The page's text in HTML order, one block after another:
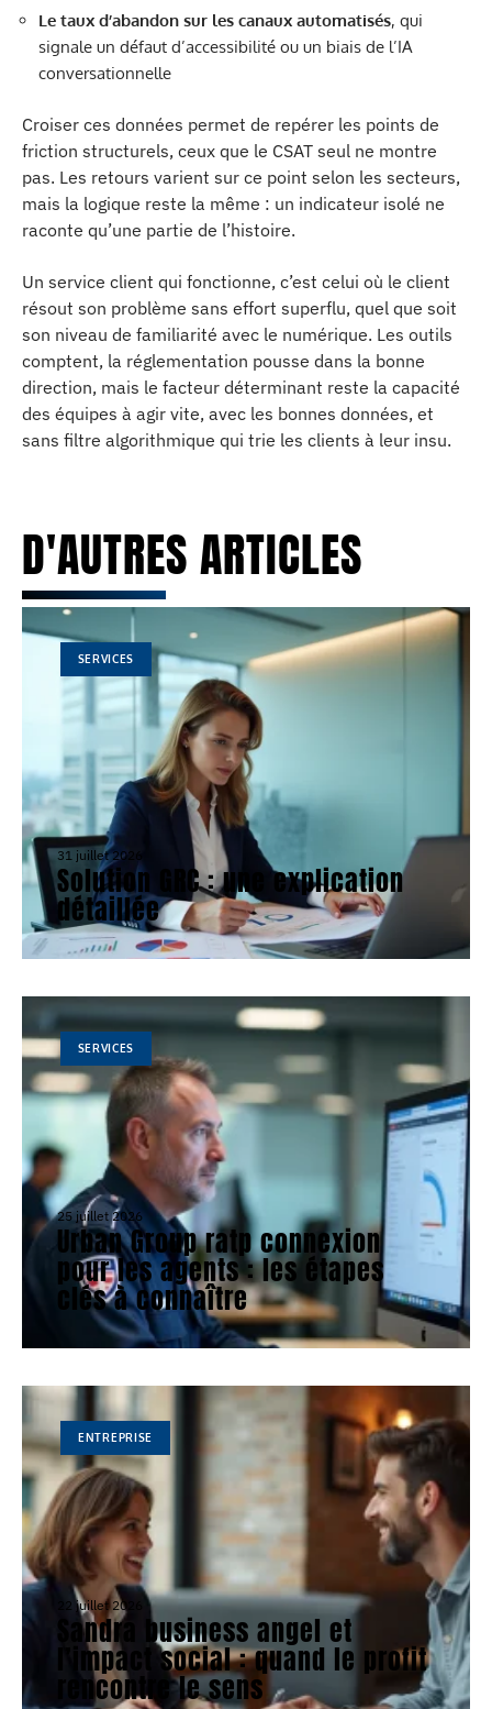
Le taux d’abandon sur les canaux automatisés, qui
signale un défaut d’accessibilité ou un biais de l’IA
conversationnelle
Croiser ces données permet de repérer les points de
friction structurels, ceux que le CSAT seul ne montre
pas. Les retours varient sur ce point selon les secteurs,
mais la logique reste la même : un indicateur isolé ne
raconte qu’une partie de l’histoire.
Un service client qui fonctionne, c’est celui où le client
résout son problème sans effort superflu, quel que soit
son niveau de familiarité avec le numérique. Les outils
comptent, la réglementation pousse dans la bonne
direction, mais le facteur déterminant reste la capacité
des équipes à agir vite, avec les bonnes données, et
sans filtre algorithmique qui trie les clients à leur insu.
D'AUTRES ARTICLES
SERVICES
31 juillet 2026
Solution GRC : une explication
détaillée
SERVICES
25 juillet 2026
Urban Group ratp connexion
pour les agents : les étapes
clés à connaître
ENTREPRISE
22 juillet 2026
Sandra business angel et
l’impact social : quand le profit
rencontre le sens